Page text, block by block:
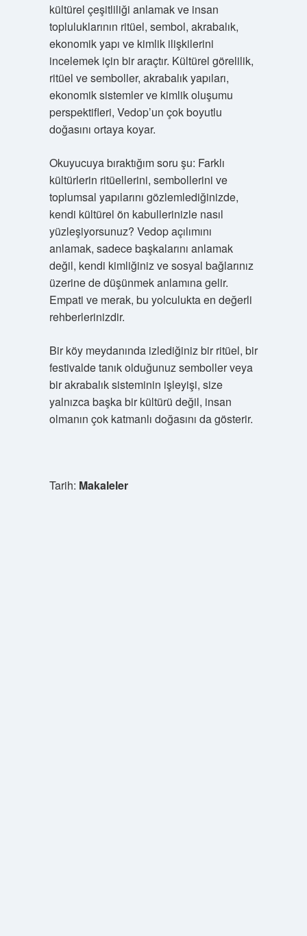
kültürel çeşitliliği anlamak ve insan
topluluklarının ritüel, sembol, akrabalık,
ekonomik yapı ve kimlik ilişkilerini
incelemek için bir araçtır. Kültürel görelilik,
ritüel ve semboller, akrabalık yapıları,
ekonomik sistemler ve kimlik oluşumu
perspektifleri, Vedop’un çok boyutlu
doğasını ortaya koyar.
Okuyucuya bıraktığım soru şu: Farklı
kültürlerin ritüellerini, sembollerini ve
toplumsal yapılarını gözlemlediğinizde,
kendi kültürel ön kabullerinizle nasıl
yüzleşiyorsunuz? Vedop açılımını
anlamak, sadece başkalarını anlamak
değil, kendi kimliğiniz ve sosyal bağlarınız
üzerine de düşünmek anlamına gelir.
Empati ve merak, bu yolculukta en değerli
rehberlerinizdir.
Bir köy meydanında izlediğiniz bir ritüel, bir
festivalde tanık olduğunuz semboller veya
bir akrabalık sisteminin işleyişi, size
yalnızca başka bir kültürü değil, insan
olmanın çok katmanlı doğasını da gösterir.
Tarih: Makaleler